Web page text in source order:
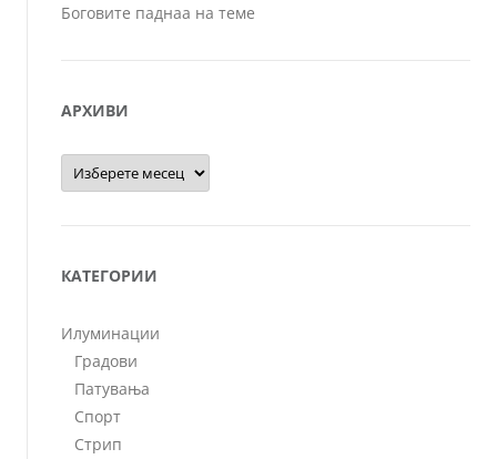
Боговите паднаа на теме
АРХИВИ
Архиви
КАТЕГОРИИ
Илуминации
Градови
Патувања
Спорт
Стрип